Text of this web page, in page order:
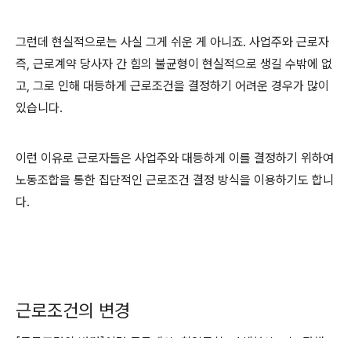
그런데 현실적으로는 사실 그게 쉬운 게 아니죠. 사업주와 근로자
즉, 근로계약 당사자 간 힘의 불균형이 현실적으로 생길 수밖에 없
고, 그로 인해 대등하게 근로조건을 결정하기 어려운 경우가 많이
있습니다.
이런 이유로 근로자들은 사업주와 대등하게 이를 결정하기 위하여
노동조합을 통한 집단적인 근로조건 결정 방식을 이용하기도 합니
다.
근로조건의 변경